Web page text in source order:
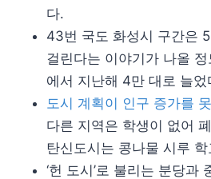
다.
43번 국도 화성시 구간은
걸린다는 이야기가 나올
에서 지난해 4만 대로 늘었
도시 계획이 인구 증가를
다른 지역은 학생이 없어
탄신도시는 콩나물 시루
‘헌 도시’로 불리는 분당과